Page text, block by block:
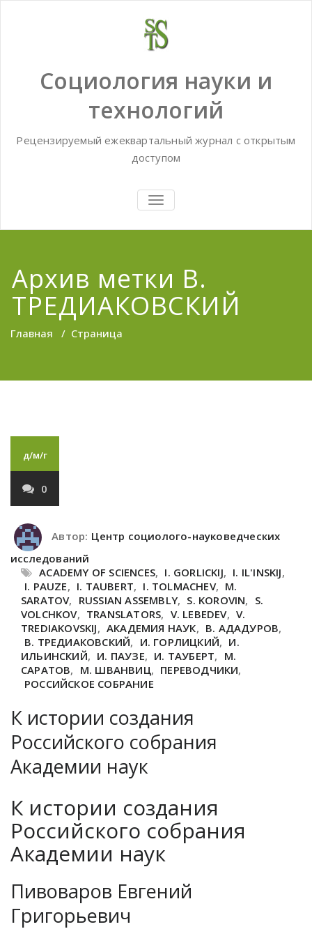
Социология науки и
технологий
Рецензируемый ежеквартальный журнал с открытым
доступом
TOGGLE
NAVIGATION
Архив метки В.
ТРЕДИАКОВСКИЙ
Главная / Страница
д/м/г
0
Автор: Центр социолого-науковедческих
исследований
ACADEMY OF SCIENCES, I. GORLICKIJ, I. IL'INSKIJ,
I. PAUZE, I. TAUBERT, I. TOLMACHEV, M.
SARATOV, RUSSIAN ASSEMBLY, S. KOROVIN, S.
VOLCHKOV, TRANSLATORS, V. LEBEDEV, V.
TREDIAKOVSKIJ, АКАДЕМИЯ НАУК, В. АДАДУРОВ,
В. ТРЕДИАКОВСКИЙ, И. ГОРЛИЦКИЙ, И.
ИЛЬИНСКИЙ, И. ПАУЗЕ, И. ТАУБЕРТ, М.
САРАТОВ, М. ШВАНВИЦ, ПЕРЕВОДЧИКИ,
РОССИЙСКОЕ СОБРАНИЕ
К истории создания
Российского собрания
Академии наук
К истории создания
Российского собрания
Академии наук
Пивоваров Евгений
Григорьевич